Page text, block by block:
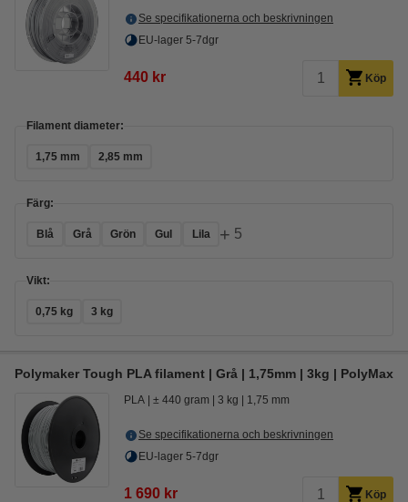
Se specifikationerna och beskrivningen
EU-lager 5-7dgr
440 kr Köp
Filament diameter:
1,75 mm 2,85 mm
Färg:
Blå Grå Grön Gul Lila + 5
Vikt:
0,75 kg 3 kg
Polymaker Tough PLA filament | Grå | 1,75mm | 3kg | PolyMax
PLA ± 440 gram 3 kg 1,75 mm
Se specifikationerna och beskrivningen
EU-lager 5-7dgr
1 690 kr Köp